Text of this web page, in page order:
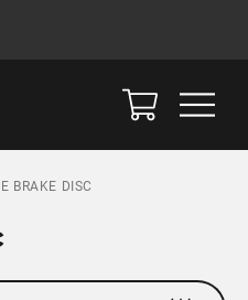
BRAKE DISC